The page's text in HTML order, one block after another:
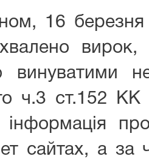
16 березня
вирок,
винуватими
ч.3 ст.152 КК
інформація
сайтах, а